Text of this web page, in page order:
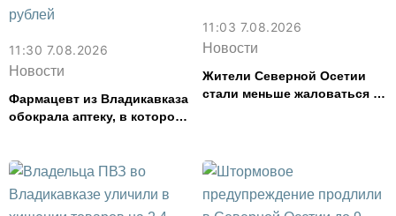
11:30 7.08.2026
Новости
Фармацевт из Владикавказа
обокрала аптеку, в которой
11:03 7.08.2026
Новости
Жители Северной Осетии
стали меньше жаловаться на